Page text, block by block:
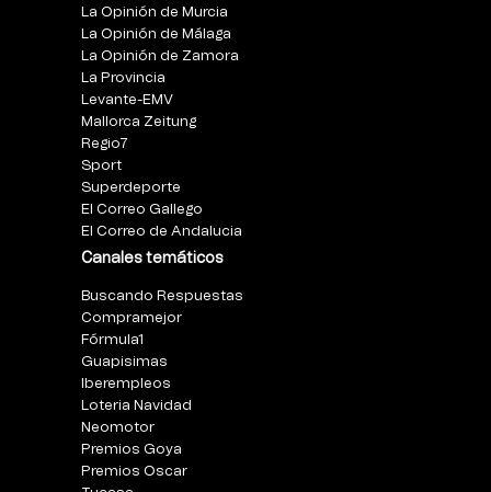
La Opinión de Murcia
La Opinión de Málaga
La Opinión de Zamora
La Provincia
Levante-EMV
Mallorca Zeitung
Regio7
Sport
Superdeporte
El Correo Gallego
El Correo de Andalucia
Canales temáticos
Buscando Respuestas
Compramejor
Fórmula1
Guapisimas
Iberempleos
Loteria Navidad
Neomotor
Premios Goya
Premios Oscar